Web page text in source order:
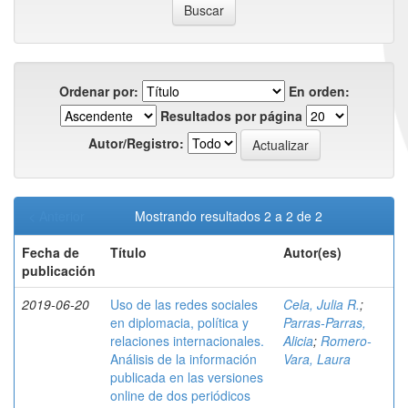
Ordenar por:
En orden:
Resultados por página
Autor/Registro:
Mostrando resultados 2 a 2 de 2
Fecha de
publicación
Título Autor(es)
2019-06-20
Uso de las redes sociales
en diplomacia, política y
relaciones internacionales.
Análisis de la información
publicada en las versiones
online de dos periódicos
Cela, Julia R.;
Parras-Parras,
Alicia; Romero-
Vara, Laura